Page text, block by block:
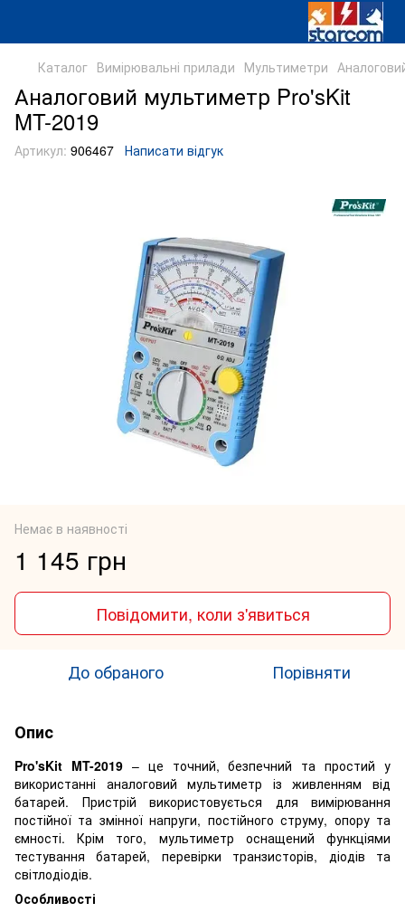
Каталог Вимірювальні прилади Мультиметри
Аналоговий мультиметр Pro'sKit
MT-2019
Артикул: 906467 Написати відгук
Немає в наявності
1 145 грн
Повідомити, коли з'явиться
До обраного Порівняти
Опис
Pro'sKit MT-2019– це точний, безпечний та простий у
використанні аналоговий мультиметр із живленням від
батарей. Пристрій використовується для вимірювання
постійної та змінної напруги, постійного струму, опору та
ємності. Крім того, мультиметр оснащений функціями
тестування батарей, перевірки транзисторів, діодів та
світлодіодів.
Особливості